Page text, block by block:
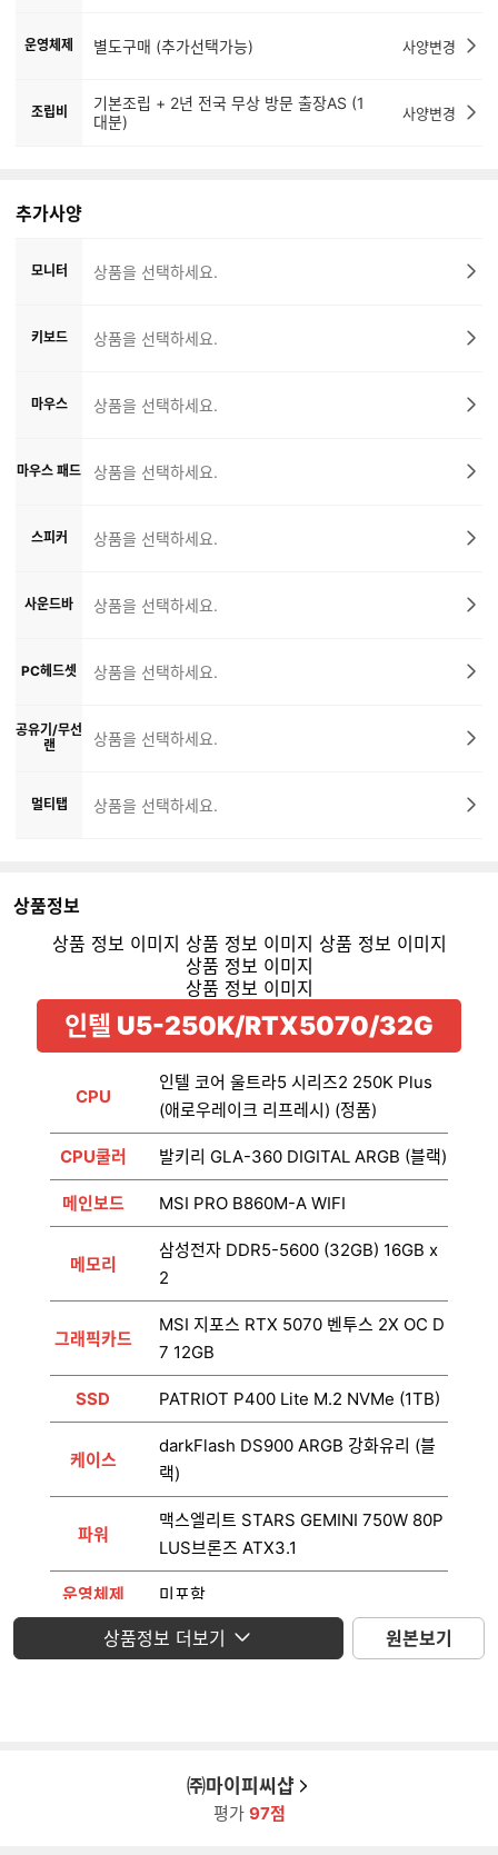
운영체제 별도구매 (추가선택가능) 사양변경
조립비
기본조립 + 2년 전국 무상 방문 출장AS (1
대분)
사양변경
추가사양
모니터 상품을 선택하세요.
키보드 상품을 선택하세요.
마우스 상품을 선택하세요.
마우스 패드 상품을 선택하세요.
스피커 상품을 선택하세요.
사운드바 상품을 선택하세요.
PC헤드셋 상품을 선택하세요.
공유기/무선
랜
상품을 선택하세요.
멀티탭 상품을 선택하세요.
상품정보
인텔 U5-250K/RTX5070/32G
CPU
인텔 코어 울트라5 시리즈2 250K Plus
(애로우레이크 리프레시) (정품)
CPU쿨러 발키리 GLA-360 DIGITAL ARGB (블랙)
메인보드 MSI PRO B860M-A WIFI
메모리
삼성전자 DDR5-5600 (32GB) 16GB x
2
그래픽카드
MSI 지포스 RTX 5070 벤투스 2X OC D
7 12GB
SSD PATRIOT P400 Lite M.2 NVMe (1TB)
케이스
darkFlash DS900 ARGB 강화유리 (블
랙)
파워
맥스엘리트 STARS GEMINI 750W 80P
LUS브론즈 ATX3.1
운영체제 미포함
모니터 미포함
상품정보 더보기 원본보기
㈜마이피씨샵
평가 97점